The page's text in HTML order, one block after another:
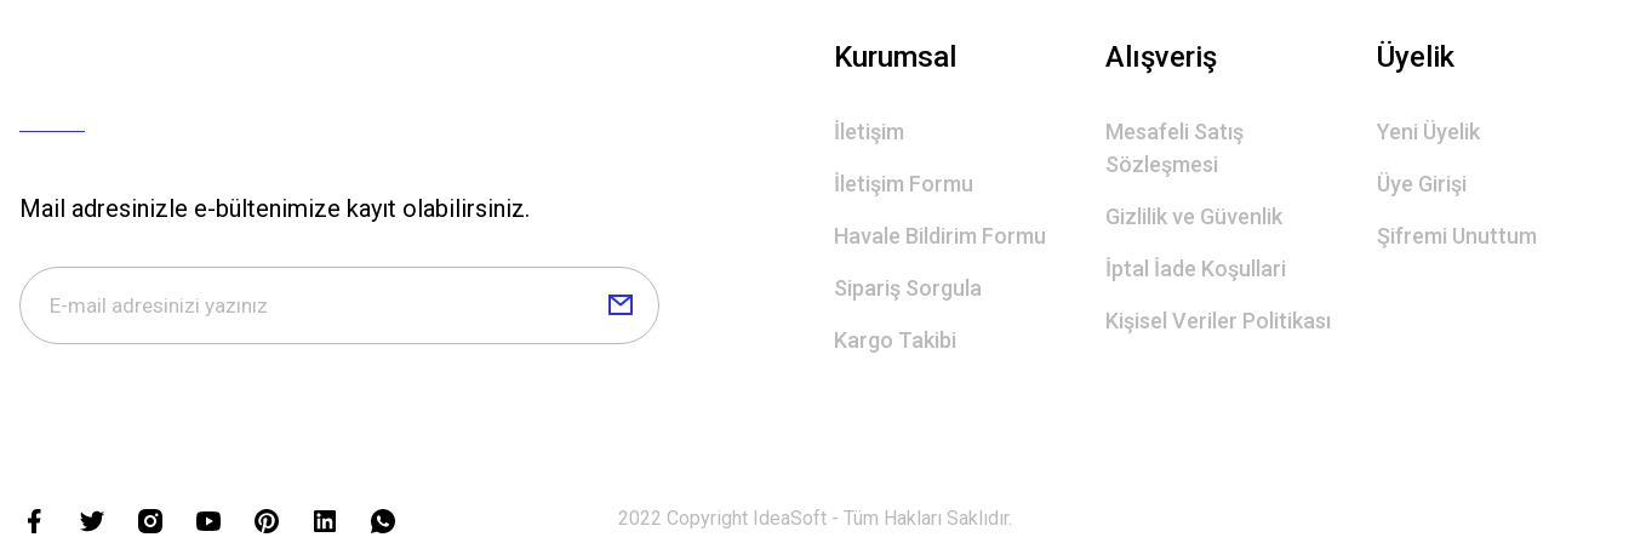
Mail adresinizle e-bültenimize kayıt olabilirsiniz.
Kurumsal
İletişim
İletişim Formu
Havale Bildirim Formu
Sipariş Sorgula
Kargo Takibi
Alışveriş
Mesafeli Satış
Sözleşmesi
Gizlilik ve Güvenlik
İptal İade Koşullari
Kişisel Veriler Politikası
Üyelik
Yeni Üyelik
Üye Girişi
Şifremi Unuttum
2022 Copyright IdeaSoft - Tüm Hakları Saklıdır.